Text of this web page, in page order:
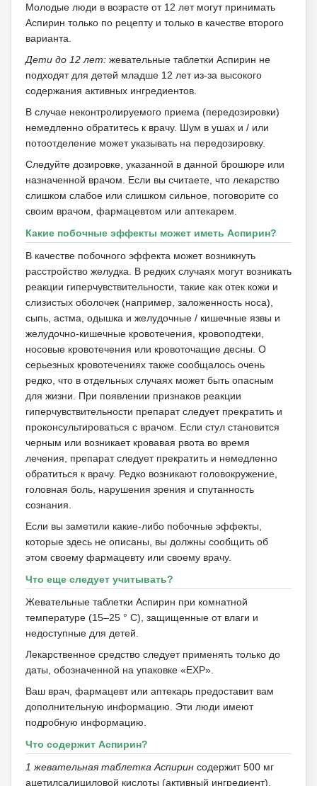
Молодые люди в возрасте от 12 лет могут принимать
Аспирин только по рецепту и только в качестве второго
варианта.
Дети до 12 лет: жевательные таблетки Аспирин не
подходят для детей младше 12 лет из-за высокого
содержания активных ингредиентов.
В случае неконтролируемого приема (передозировки)
немедленно обратитесь к врачу. Шум в ушах и / или
потоотделение может указывать на передозировку.
Следуйте дозировке, указанной в данной брошюре или
назначенной врачом. Если вы считаете, что лекарство
слишком слабое или слишком сильное, поговорите со
своим врачом, фармацевтом или аптекарем.
Какие побочные эффекты может иметь Аспирин?
В качестве побочного эффекта может возникнуть
расстройство желудка. В редких случаях могут возникать
реакции гиперчувствительности, такие как отек кожи и
слизистых оболочек (например, заложенность носа),
сыпь, астма, одышка и желудочные / кишечные язвы и
желудочно-кишечные кровотечения, кровоподтеки,
носовые кровотечения или кровоточащие десны. О
серьезных кровотечениях также сообщалось очень
редко, что в отдельных случаях может быть опасным
для жизни. При появлении признаков реакции
гиперчувствительности препарат следует прекратить и
проконсультироваться с врачом. Если стул становится
черным или возникает кровавая рвота во время
лечения, препарат следует прекратить и немедленно
обратиться к врачу. Редко возникают головокружение,
головная боль, нарушения зрения и спутанность
сознания.
Если вы заметили какие-либо побочные эффекты,
которые здесь не описаны, вы должны сообщить об
этом своему фармацевту или своему врачу.
Что еще следует учитывать?
Жевательные таблетки Аспирин при комнатной
температуре (15–25 ° C), защищенные от влаги и
недоступные для детей.
Лекарственное средство следует применять только до
даты, обозначенной на упаковке «EXP».
Ваш врач, фармацевт или аптекарь предоставит вам
дополнительную информацию. Эти люди имеют
подробную информацию.
Что содержит Аспирин?
1 жевательная таблетка Аспирин содержит 500 мг
ацетилсалициловой кислоты (активный ингредиент),